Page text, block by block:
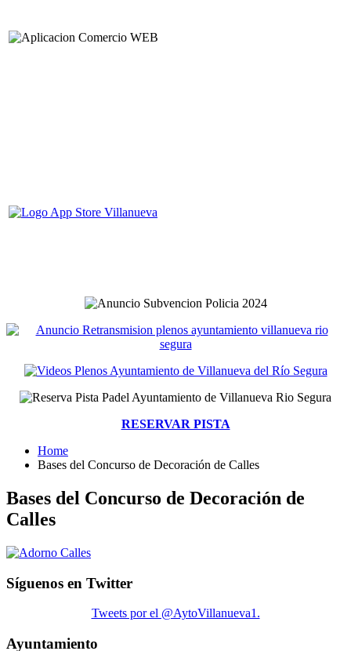
RESERVAR PISTA
Home
Bases del Concurso de Decoración de Calles
Bases del Concurso de Decoración de
Calles
Síguenos en Twitter
Tweets por el @AytoVillanueva1.
Ayuntamiento